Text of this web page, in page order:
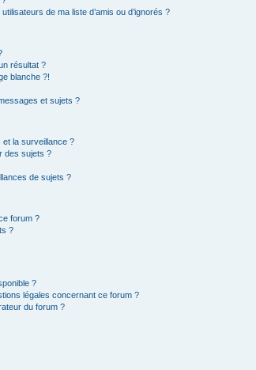
de ma liste d’amis ou d’ignorés ?
résultat ?
blanche ?!
et sujets ?
et la surveillance ?
des sujets ?
de sujets ?
forum ?
?
?
légales concernant ce forum ?
du forum ?